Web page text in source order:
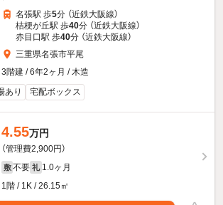
名張駅 歩5分 （近鉄大阪線）
桔梗が丘駅 歩40分 （近鉄大阪線）
赤目口駅 歩40分 （近鉄大阪線）
三重県名張市平尾
3階建 / 6年2ヶ月 / 木造
あり 宅配ボックス
4.55万円
（管理費2,900円）
敷 不要 礼 1.0ヶ月
1階 / 1K / 26.15㎡